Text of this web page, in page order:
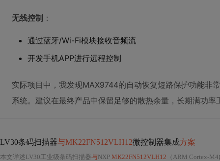
无线控制 ：
通过蓝牙/Wi-Fi模块接收音频流
开发手机APP进行远程控制
实际项目中，我发现MAX9744的自动恢复短路保护功能非
系统。建议在最终产品中保留足够的散热余量，长期满功
LV30条码扫描器与MK22FN512VLH12微控制器集成方案
本文详述LV30工业级条码扫描器与NXP MK22FN512VLH12 （ARM Cortex-M4内核）微控制器的硬件连接、USB OTG通信实现、固件开发及条码解码算法。重